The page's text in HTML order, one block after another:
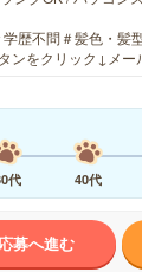
学歴不問＃髪色・髪
ンをクリック↓メ
代 40代
応募へ進む